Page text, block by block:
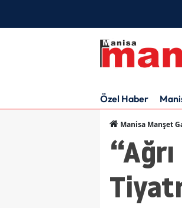
Özel Haber
Manisa Manşet